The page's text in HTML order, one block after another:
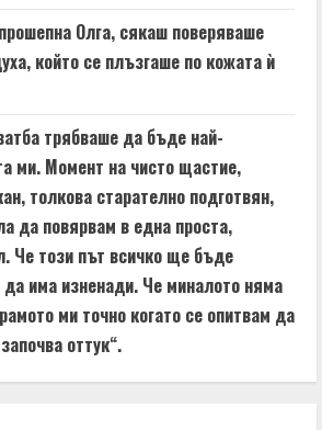
Олга, сякаш поверяваше
който се плъзгаше по кожата ѝ
трябваше да бъде най-
ми. Момент на чисто щастие,
толкова старателно подготвян,
да повярвам в една проста,
Че този път всичко ще бъде
има изненади. Че миналото няма
ми точно когато се опитвам да
оттук“.